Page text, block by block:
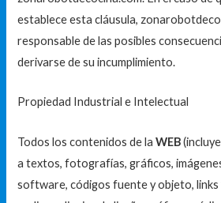
establece esta cláusula,
responsable de las posibles
derivarse de su incumplimiento.
Propiedad Industrial e Intelectual
Todos los contenidos de laWEB
a textos, fotografías, gráficos,
software, códigos fuente y objeto, links